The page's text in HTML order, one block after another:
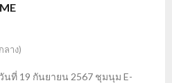
ลาง)
นที่ 19 กันยายน 2567 ชุมนุม E-